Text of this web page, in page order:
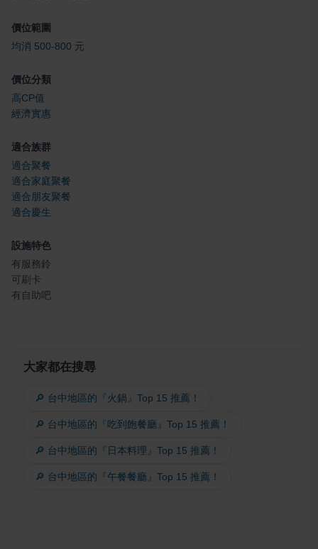
價位範圍
均消 500-800 元
價位分類
高CP值
經濟實惠
適合族群
適合聚餐
適合家庭聚餐
適合朋友聚餐
適合慶生
設施特色
有服務鈴
可刷卡
有自助吧
大家都在搜尋
🔎 台中地區的『火鍋』Top 15 推薦！
🔎 台中地區的『吃到飽餐廳』Top 15 推薦！
🔎 台中地區的『日本料理』Top 15 推薦！
🔎 台中地區的『午餐餐廳』Top 15 推薦！